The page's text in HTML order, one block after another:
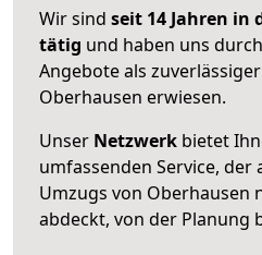
Wir sind seit 14 Jahren in
tätig und haben uns
Angebote als
Oberhausen erwiesen.
Unser Netzwerk bietet
umfassenden Service, der
Umzugs von Oberhausen
abdeckt, von der Planung